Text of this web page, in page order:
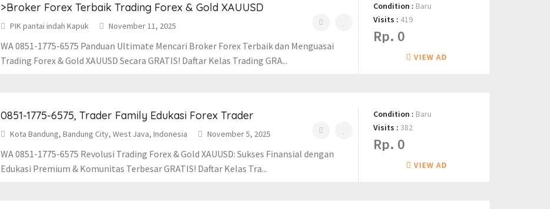
>Broker Forex Terbaik Trading Forex & Gold XAUUSD
PIK pantai indah Kapuk November 11, 2025
WA 0851-1775-6575 Panduan Ultimate Mencari Broker Forex Terbaik dan Menguasai
Trading Forex & Gold XAUUSD Secara GRATIS! Daftar Kelas Trading GRA...
Condition : Baru
Visits : 419
Rp. 0
VIEW AD
0851-1775-6575, Trader Family Edukasi Forex Trader
Kota Bandung, Bandung City, West Java, Indonesia November 5, 2025
WA 0851-1775-6575 Revolusi Trading Forex & Gold XAUUSD: Sukses Finansial dengan
Edukasi Premium & Komunitas Terbesar GRATIS! Daftar Kelas Tra...
Condition : Baru
Visits : 382
Rp. 0
VIEW AD